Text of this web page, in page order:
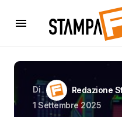
Di
Redazione
1 Settembre 2025